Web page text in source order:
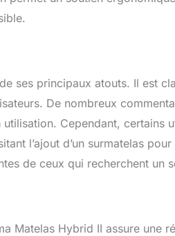
ses principaux atouts. Il est
De nombreux
Cependant, certains
l’ajout d’un surmatelas
de ceux qui recherchent un
Matelas Hybrid II assure une